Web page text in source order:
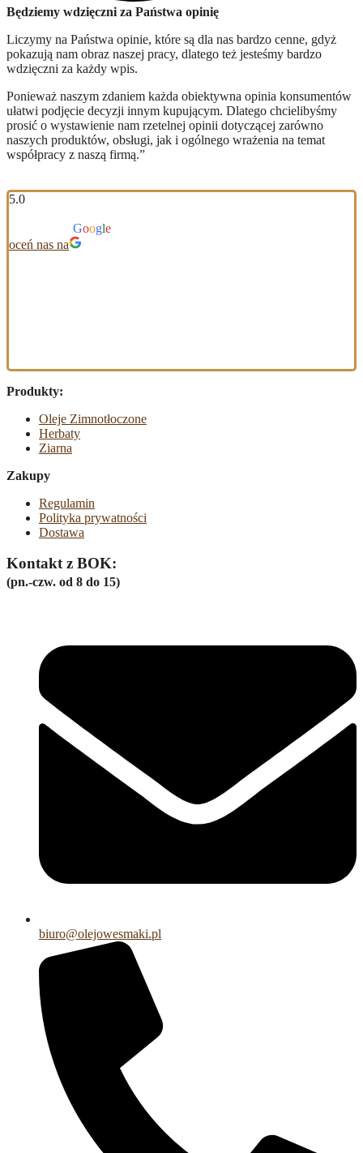
Będziemy wdzięczni za Państwa opinię
Liczymy na Państwa opinie, które są dla nas bardzo cenne, gdyż
pokazują nam obraz naszej pracy, dlatego też jesteśmy bardzo
wdzięczni za każdy wpis.
Ponieważ naszym zdaniem każda obiektywna opinia konsumentów
ułatwi podjęcie decyzji innym kupującym. Dlatego chcielibyśmy
prosić o wystawienie nam rzetelnej opinii dotyczącej zarówno
naszych produktów, obsługi, jak i ogólnego wrażenia na temat
współpracy z naszą firmą.”
5.0
Google
oceń nas na
Produkty:
Oleje Zimnotłoczone
Herbaty
Ziarna
Zakupy
Regulamin
Polityka prywatności
Dostawa
Kontakt z BOK:
(pn.-czw. od 8 do 15)
biuro@olejowesmaki.pl